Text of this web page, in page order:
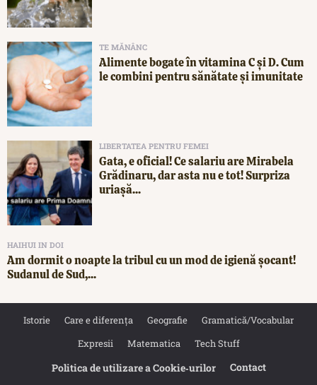
TE MĂNÂNC
Alimente bogate în vitamina C și D. Cum
le combini pentru sănătate și imunitate
LIBERTATEA PENTRU FEMEI
Gata, e oficial! Ce salariu are Mirabela
Grădinaru, dar asta nu e tot! Surpriza
uriașă...
HAIHUI IN DOI
Am dormit o noapte la tribul cu un mod de igienă șocant!
Sudanul de Sud,...
Istorie Care e diferența Geografie
Gramatică/Vocabular
Expresii
Matematica Tech Stuff
Politica de utilizare a Cookie‐urilor Contact